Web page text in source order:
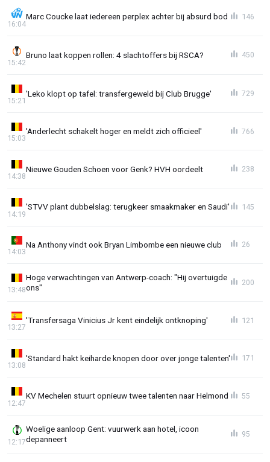
Marc Coucke laat iedereen perplex achter bij absurd bod
16:04
146
Bruno laat koppen rollen: 4 slachtoffers bij RSCA?
15:42
450
'Leko klopt op tafel: transfergeweld bij Club Brugge'
15:21
729
'Anderlecht schakelt hoger en meldt zich officieel'
15:03
766
Nieuwe Gouden Schoen voor Genk? HVH oordeelt
14:38
238
'STVV plant dubbelslag: terugkeer smaakmaker en Saudi'
14:19
145
Na Anthony vindt ook Bryan Limbombe een nieuwe club
14:03
26
Hoge verwachtingen van Antwerp-coach: "Hij overtuigde
ons"
13:48
200
'Transfersaga Vinicius Jr kent eindelijk ontknoping'
13:27
121
'Standard hakt keiharde knopen door over jonge talenten'
13:08
171
KV Mechelen stuurt opnieuw twee talenten naar Helmond
12:47
55
Woelige aanloop Gent: vuurwerk aan hotel, icoon
depanneert
12:17
95